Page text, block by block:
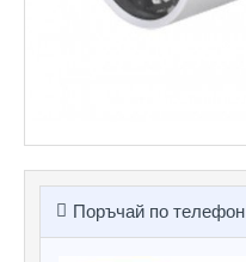
Поръчай по телефон